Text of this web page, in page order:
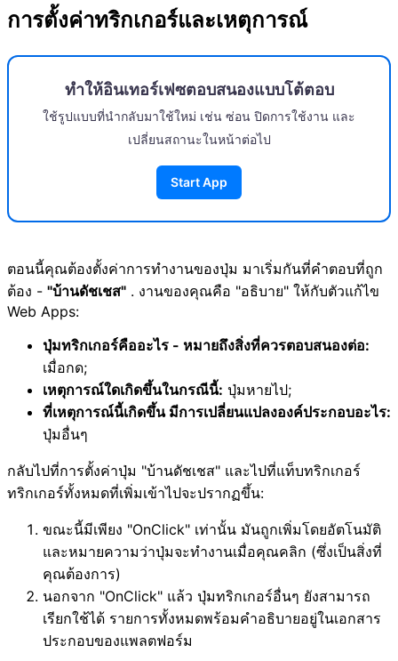
การตั้งค่าทริกเกอร์และเหตุการณ์
ทำให้อินเทอร์เฟซตอบสนองแบบโต้ตอบ
ใช้รูปแบบที่นำกลับมาใช้ใหม่ เช่น ซ่อน ปิดการใช้งาน และ
เปลี่ยนสถานะในหน้าต่อไป
Start App
ตอนนี้คุณต้องตั้งค่าการทำงานของปุ่ม มาเริ่มกันที่คำตอบที่ถูก
ต้อง - "บ้านดัชเชส" . งานของคุณคือ "อธิบาย" ให้กับตัวแก้ไข
Web Apps:
ปุ่มทริกเกอร์คืออะไร - หมายถึงสิ่งที่ควรตอบสนองต่อ:
เมื่อกด;
เหตุการณ์ใดเกิดขึ้นในกรณีนี้: ปุ่มหายไป;
ที่เหตุการณ์นี้เกิดขึ้น มีการเปลี่ยนแปลงองค์ประกอบอะไร:
ปุ่มอื่นๆ
กลับไปที่การตั้งค่าปุ่ม "บ้านดัชเชส" และไปที่แท็บทริกเกอร์
ทริกเกอร์ทั้งหมดที่เพิ่มเข้าไปจะปรากฏขึ้น:
ขณะนี้มีเพียง "OnClick" เท่านั้น มันถูกเพิ่มโดยอัตโนมัติ
และหมายความว่าปุ่มจะทำงานเมื่อคุณคลิก (ซึ่งเป็นสิ่งที่
คุณต้องการ)
นอกจาก "OnClick" แล้ว ปุ่มทริกเกอร์อื่นๆ ยังสามารถ
เรียกใช้ได้ รายการทั้งหมดพร้อมคำอธิบายอยู่ในเอกสาร
ประกอบของแพลตฟอร์ม